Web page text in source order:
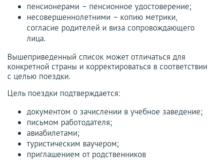
пенсионерами – пенсионное удостоверение;
несовершеннолетними – копию метрики,
согласие родителей и виза сопровождающего
лица.
Вышеприведенный список может отличаться для
конкретной страны и корректироваться в соответствии
с целью поездки.
Цель поездки подтверждается:
документом о зачислении в учебное заведение;
письмом работодателя;
авиабилетами;
туристическим ваучером;
приглашением от родственников